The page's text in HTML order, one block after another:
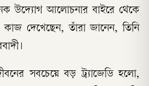
উদ্যোগ আলোচনার বাইরে থেকে
দেখেছেন, তাঁরা জানেন, তিনি
সবচেয়ে বড় ট্র্যাজেডি হলো,